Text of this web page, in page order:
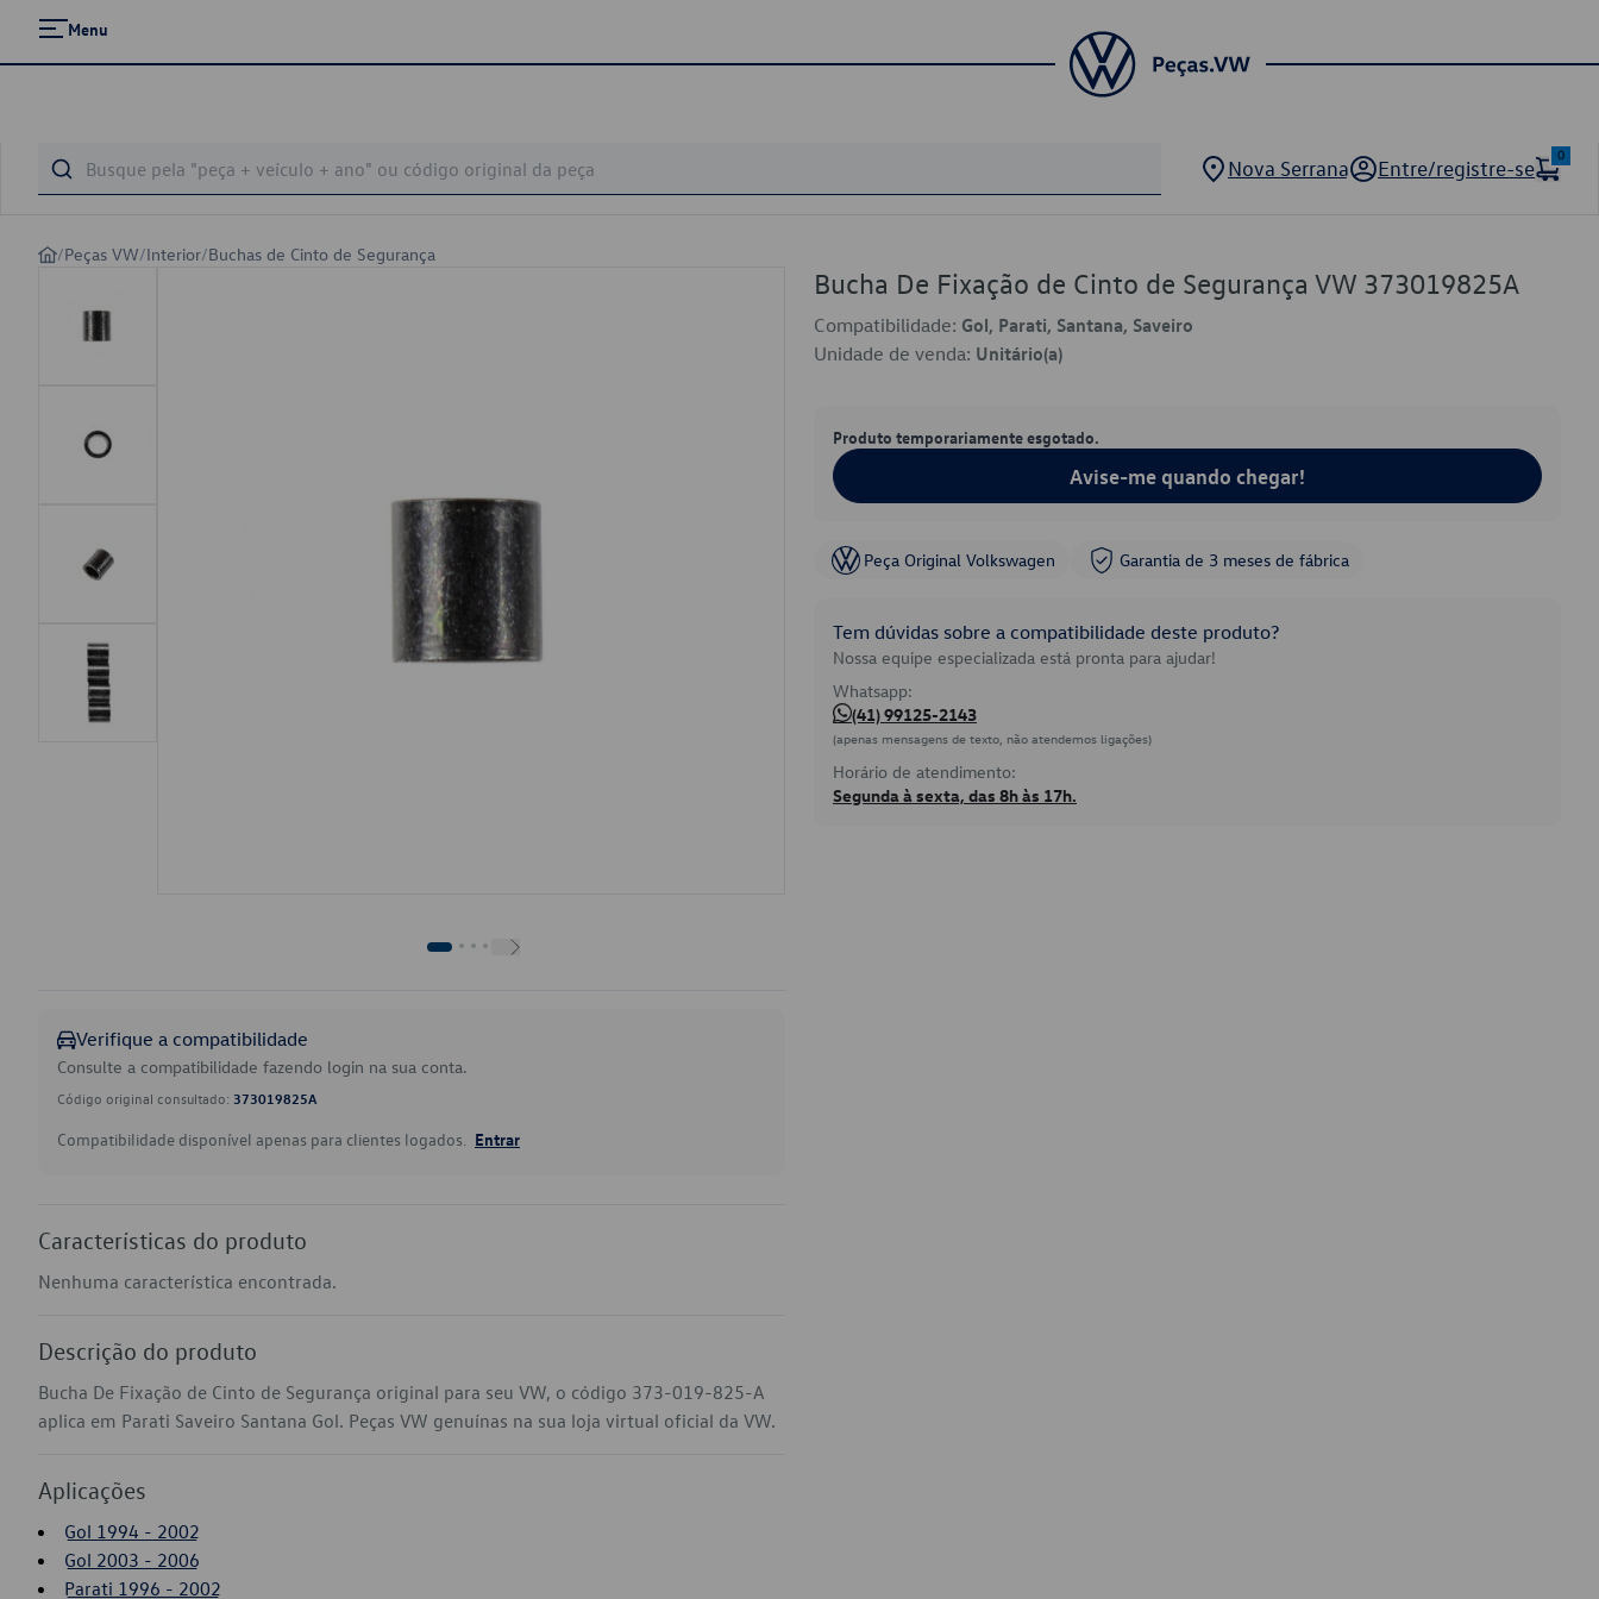
Menu
Nova Serrana Entre/registre-se
0
/Peças VW/Interior/Buchas de Cinto de Segurança
Verifique a compatibilidade
Consulte a compatibilidade fazendo login na sua conta.
Código original consultado: 373019825A
Compatibilidade disponível apenas para clientes logados. Entrar
Características do produto
Nenhuma característica encontrada.
Descrição do produto
Bucha De Fixação de Cinto de Segurança original para seu VW, o código 373-019-825-A
aplica em Parati Saveiro Santana Gol. Peças VW genuínas na sua loja virtual oficial da VW.
Aplicações
Gol 1994 - 2002
Gol 2003 - 2006
Parati 1996 - 2002
Bucha De Fixação de Cinto de Segurança VW 373019825A
Compatibilidade: Gol, Parati, Santana, Saveiro
Unidade de venda: Unitário(a)
Produto temporariamente esgotado.
Avise-me quando chegar!
Peça Original Volkswagen Garantia de 3 meses de fábrica
Tem dúvidas sobre a compatibilidade deste produto?
Nossa equipe especializada está pronta para ajudar!
Whatsapp:
(41) 99125-2143
(apenas mensagens de texto, não atendemos ligações)
Horário de atendimento:
Segunda à sexta, das 8h às 17h.